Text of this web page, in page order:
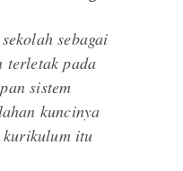
sebagai
terletak pada
sistem
kuncinya
kurikulum itu